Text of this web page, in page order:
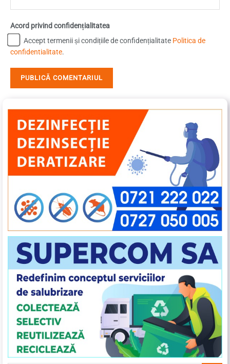
Acord privind confidențialitatea
Accept termenii și condițiile de confidențialitate Politica de
confidentialitate.